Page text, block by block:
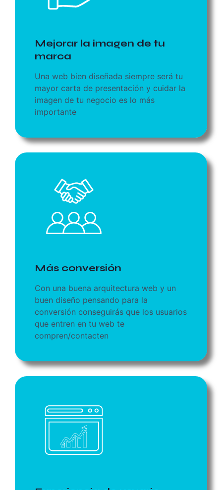
Mejorar la imagen de tu
marca
Una web bien diseñada siempre será tu
mayor carta de presentación y cuidar la
imagen de tu negocio es lo más
importante
Más conversión
Con una buena arquitectura web y un
buen diseño pensando para la
conversión conseguirás que los usuarios
que entren en tu web te
compren/contacten